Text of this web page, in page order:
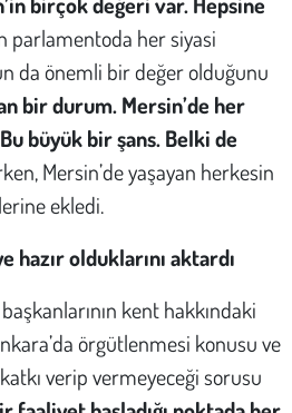
parlamentoda her siyasi
da önemli bir değer olduğunu
bir durum. Mersin’de her
büyük bir şans. Belki de
Mersin’de yaşayan herkesin
ekledi.
hazır olduklarını aktardı
kent hakkındaki
örgütlenmesi konusu ve
verip vermeyeceği sorusu